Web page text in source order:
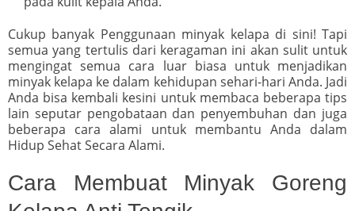
Cukup banyak Penggunaan minyak kelapa di sini! Tapi
semua yang tertulis dari keragaman ini akan sulit untuk
mengingat semua cara luar biasa untuk menjadikan
minyak kelapa ke dalam kehidupan sehari-hari Anda. Jadi
Anda bisa kembali kesini untuk membaca beberapa tips
lain seputar pengobataan dan penyembuhan dan juga
beberapa cara alami untuk membantu Anda dalam
Hidup Sehat Secara Alami.
Cara Membuat Minyak Goreng